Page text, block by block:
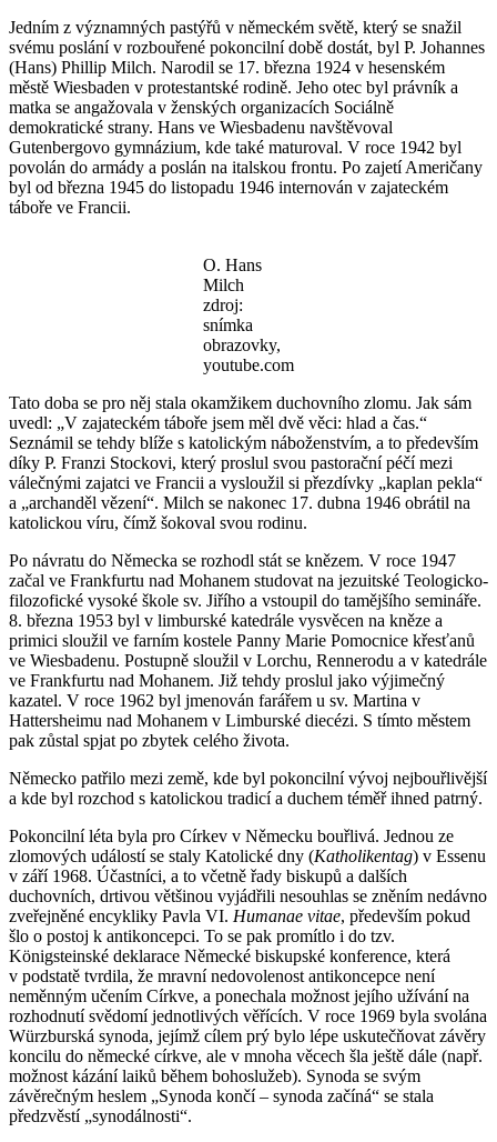
Jedním z významných pastýřů v německém světě, který se snažil
svému poslání v rozbouřené pokoncilní době dostát, byl P. Johannes
(Hans) Phillip Milch. Narodil se 17. března 1924 v hesenském
městě Wiesbaden v protestantské rodině. Jeho otec byl právník a
matka se angažovala v ženských organizacích Sociálně
demokratické strany. Hans ve Wiesbadenu navštěvoval
Gutenbergovo gymnázium, kde také maturoval. V roce 1942 byl
povolán do armády a poslán na italskou frontu. Po zajetí Američany
byl od března 1945 do listopadu 1946 internován v zajateckém
táboře ve Francii.
O. Hans
Milch
zdroj:
snímka
obrazovky,
youtube.com
Tato doba se pro něj stala okamžikem duchovního zlomu. Jak sám
uvedl: „V zajateckém táboře jsem měl dvě věci: hlad a čas.“
Seznámil se tehdy blíže s katolickým náboženstvím, a to především
díky P. Franzi Stockovi, který proslul svou pastorační péčí mezi
válečnými zajatci ve Francii a vysloužil si přezdívky „kaplan pekla“
a „archanděl vězení“. Milch se nakonec 17. dubna 1946 obrátil na
katolickou víru, čímž šokoval svou rodinu.
Po návratu do Německa se rozhodl stát se knězem. V roce 1947
začal ve Frankfurtu nad Mohanem studovat na jezuitské Teologicko-
filozofické vysoké škole sv. Jiřího a vstoupil do tamějšího semináře.
8. března 1953 byl v limburské katedrále vysvěcen na kněze a
primici sloužil ve farním kostele Panny Marie Pomocnice křesťanů
ve Wiesbadenu. Postupně sloužil v Lorchu, Rennerodu a v katedrále
ve Frankfurtu nad Mohanem. Již tehdy proslul jako výjimečný
kazatel. V roce 1962 byl jmenován farářem u sv. Martina v
Hattersheimu nad Mohanem v Limburské diecézi. S tímto městem
pak zůstal spjat po zbytek celého života.
Německo patřilo mezi země, kde byl pokoncilní vývoj nejbouřlivější
a kde byl rozchod s katolickou tradicí a duchem téměř ihned patrný.
Pokoncilní léta byla pro Církev v Německu bouřlivá. Jednou ze
zlomových událostí se staly Katolické dny (Katholikentag) v Essenu
v září 1968. Účastníci, a to včetně řady biskupů a dalších
duchovních, drtivou většinou vyjádřili nesouhlas se zněním nedávno
zveřejněné encykliky Pavla VI. Humanae vitae, především pokud
šlo o postoj k antikoncepci. To se pak promítlo i do tzv.
Königsteinské deklarace Německé biskupské konference, která
v podstatě tvrdila, že mravní nedovolenost antikoncepce není
neměnným učením Církve, a ponechala možnost jejího užívání na
rozhodnutí svědomí jednotlivých věřících. V roce 1969 byla svolána
Würzburská synoda, jejímž cílem prý bylo lépe uskutečňovat závěry
koncilu do německé církve, ale v mnoha věcech šla ještě dále (např.
možnost kázání laiků během bohoslužeb). Synoda se svým
závěrečným heslem „Synoda končí ‒ synoda začíná“ se stala
předzvěstí „synodálnosti“.